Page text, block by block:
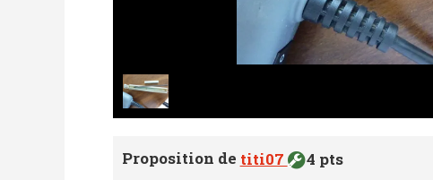
Proposition de titi07 4 pts